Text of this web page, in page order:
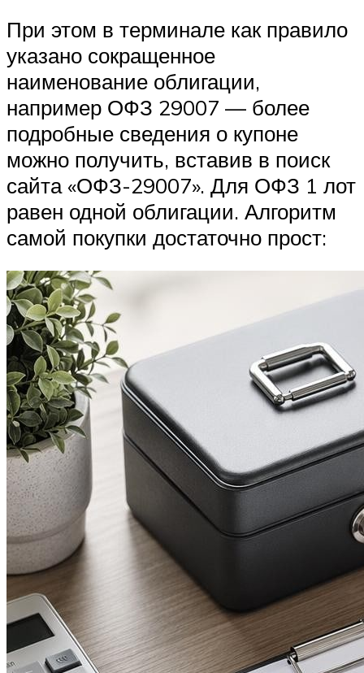
При этом в терминале как правило
указано сокращенное
наименование облигации,
например ОФЗ 29007 — более
подробные сведения о купоне
можно получить, вставив в поиск
сайта «ОФЗ-29007». Для ОФЗ 1 лот
равен одной облигации. Алгоритм
самой покупки достаточно прост: